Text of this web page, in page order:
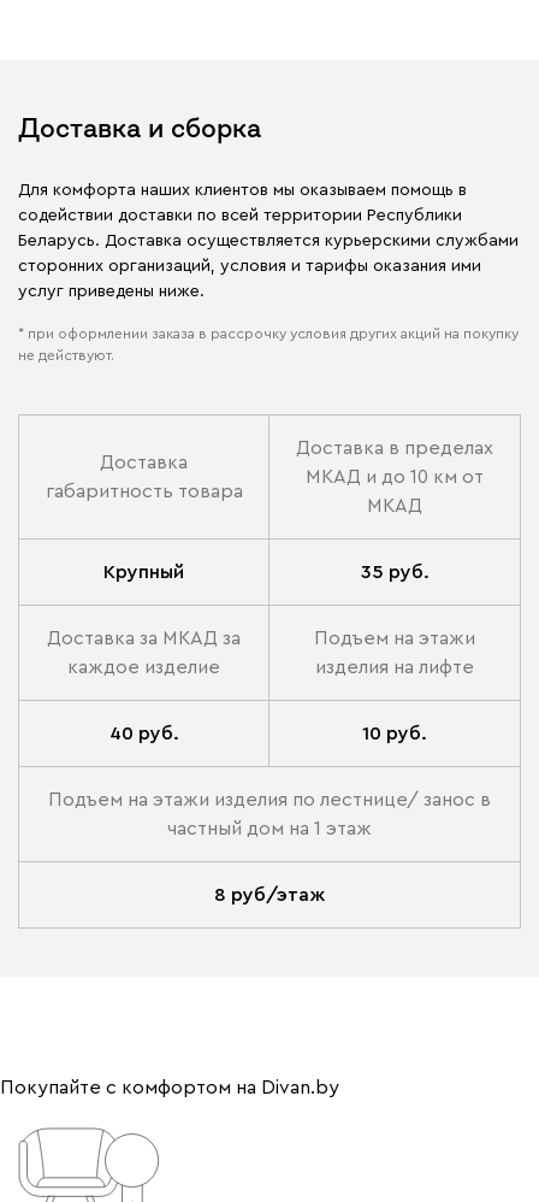
Доставка и сборка
Для комфорта наших клиентов мы оказываем помощь в
содействии доставки по всей территории Республики
Беларусь. Доставка осуществляется курьерскими службами
сторонних организаций, условия и тарифы оказания ими
услуг приведены ниже.
* при оформлении заказа в рассрочку условия других акций на покупку
не действуют.
Доставка
габаритность товара
Доставка в пределах
МКАД и до 10 км от
МКАД
Крупный 35 руб.
Доставка за МКАД за
каждое изделие
Подъем на этажи
изделия на лифте
40 руб. 10 руб.
Подъем на этажи изделия по лестнице/ занос в
частный дом на 1 этаж
8 руб/этаж
Покупайте с комфортом на Divan.by